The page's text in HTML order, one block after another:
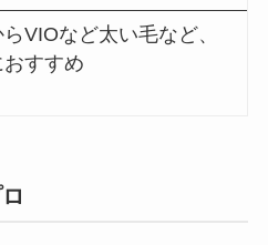
VIOなど太い毛など、
すすめ